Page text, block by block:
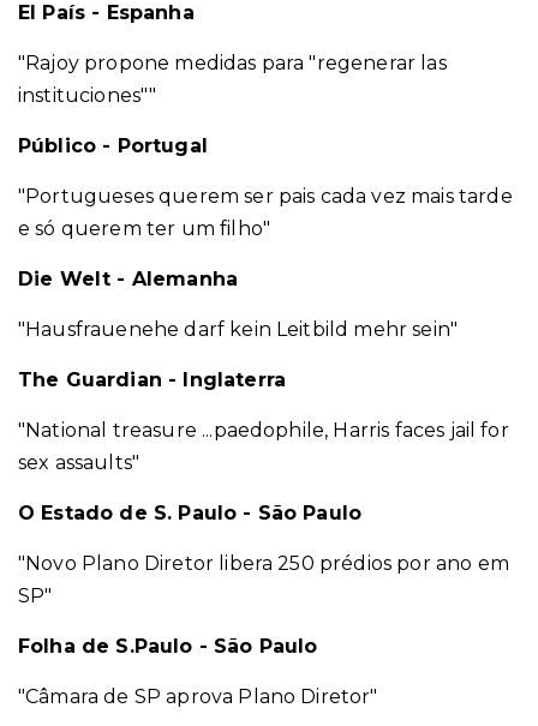
El País - Espanha
"Rajoy propone medidas para "regenerar las
instituciones""
Público - Portugal
"Portugueses querem ser pais cada vez mais tarde
e só querem ter um filho"
Die Welt - Alemanha
"Hausfrauenehe darf kein Leitbild mehr sein"
The Guardian - Inglaterra
"National treasure ...paedophile, Harris faces jail for
sex assaults"
O Estado de S. Paulo - São Paulo
"Novo Plano Diretor libera 250 prédios por ano em
SP"
Folha de S.Paulo - São Paulo
"Câmara de SP aprova Plano Diretor"